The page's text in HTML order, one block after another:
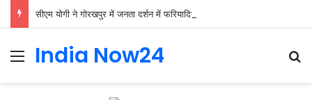
सीएम योगी ने गोरखपुर में जनता दर्शन में फरियादियों की समस्याएं सुनीं।
India Now24